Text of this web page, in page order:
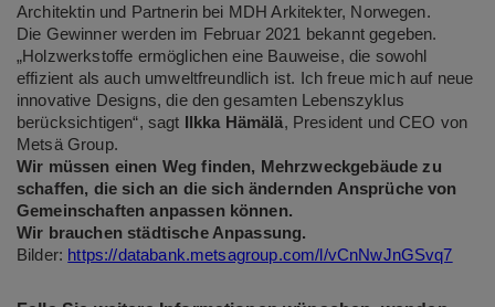
Architektin und Partnerin bei MDH Arkitekter, Norwegen.
Die Gewinner werden im Februar 2021 bekannt gegeben.
„Holzwerkstoffe ermöglichen eine Bauweise, die sowohl
effizient als auch umweltfreundlich ist. Ich freue mich auf neue
innovative Designs, die den gesamten Lebenszyklus
berücksichtigen“, sagt
Ilkka Hämälä, President und CEO von
Metsä Group.
Wir müssen einen Weg finden, Mehrzweckgebäude zu
schaffen, die sich an die sich ändernden Ansprüche von
Gemeinschaften anpassen können.
Wir brauchen städtische Anpassung.
Bilder: https://databank.metsagroup.com/l/vCnNwJnGSvq7